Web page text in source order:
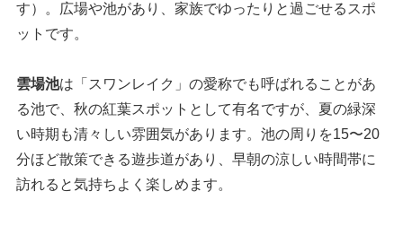
す）。広場や池があり、家族でゆったりと過ごせるスポ
ットです。
雲場池は「スワンレイク」の愛称でも呼ばれることがあ
る池で、秋の紅葉スポットとして有名ですが、夏の緑深
い時期も清々しい雰囲気があります。池の周りを15〜20
分ほど散策できる遊歩道があり、早朝の涼しい時間帯に
訪れると気持ちよく楽しめます。